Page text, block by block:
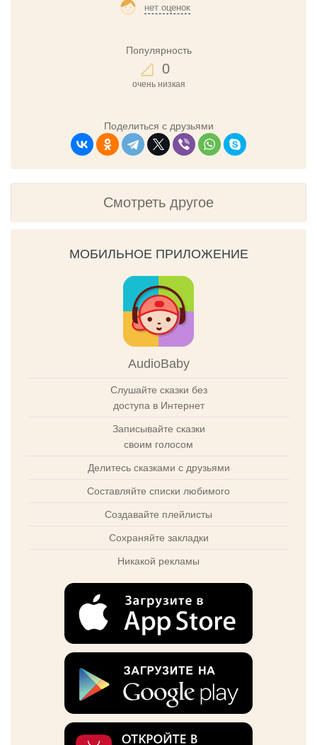
нет оценок
Популярность
0
очень низкая
Поделиться с друзьями
Смотреть другое
МОБИЛЬНОЕ ПРИЛОЖЕНИЕ
AudioBaby
Слушайте сказки без
доступа в Интернет
Записывайте сказки
своим голосом
Делитесь сказками с друзьями
Составляйте списки любимого
Создавайте плейлисты
Сохраняйте закладки
Никакой рекламы